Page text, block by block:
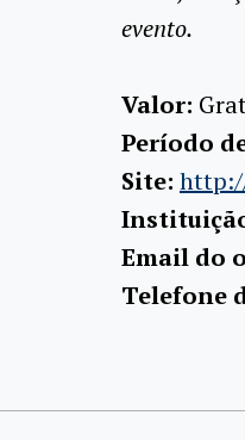
evento.
Valor:
Período
Site:
Email do
Telefone